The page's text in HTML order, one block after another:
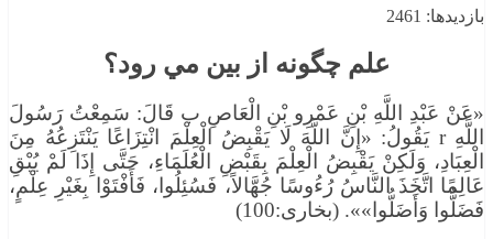
بازدیدها: 2461
علم چگونه از بين مي‌ رود؟
«عَنْ عَبْدِ اللَّهِ بْنِ عَمْرِو بْنِ الْعَاصِ ب قَالَ: سَمِعْتُ رَسُولَ
اللَّهِ r يَقُولُ: «إِنَّ اللَّهَ لَا يَقْبِضُ الْعِلْمَ انْتِزَاعًا يَنْتَزِعُهُ مِنَ
الْعِبَادِ، وَلَكِنْ يَقْبِضُ الْعِلْمَ بِقَبْضِ الْعُلَمَاءِ، حَتَّى إِذَا لَمْ يُبْقِ
عَالِمًا اتَّخَذَ النَّاسُ رُءُوسًا جُهَّالاً، فَسُئِلُوا، فَأَفْتَوْا بِغَيْرِ عِلْمٍ،
فَضَلُّوا وَأَضَلُّوا»». (بخارى:100)